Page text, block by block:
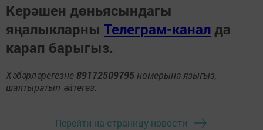
Керәшен дөньясындагы
яңалыкларны Телеграм-канал да
карап барыгыз.
Хәбәрләрегезне 89172509795 номерына языгыз,
шалтыратып әйтегез.
Перейти на страницу новости